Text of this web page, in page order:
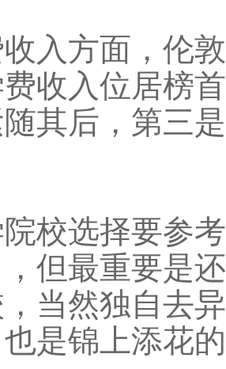
方面，伦敦
收入位居榜
其后，第三
选择要参考
但最重要是
当然独自去
是锦上添花